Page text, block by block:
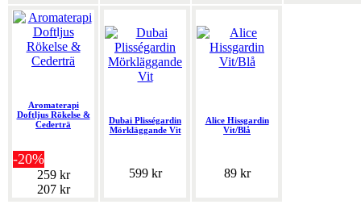
Aromaterapi
Doftljus Rökelse &
Cederträ
-20%
259 kr
207 kr
Dubai Plisségardin
Mörkläggande Vit
599 kr
Alice Hissgardin
Vit/Blå
89 kr